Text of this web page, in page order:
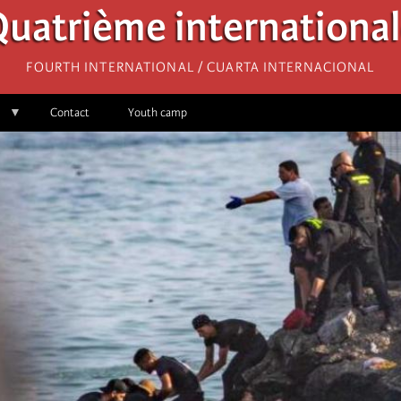
Fourth International / Cuarta Internacional
Contact Youth camp